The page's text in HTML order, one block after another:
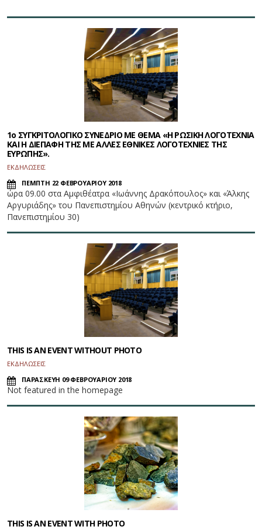
1ο ΣΥΓΚΡΙΤΟΛΟΓΙΚΟ ΣΥΝΕΔΡΙΟ ΜΕ ΘΕΜΑ «Η ΡΩΣΙΚΗ ΛΟΓΟΤΕΧΝΙΑ
ΚΑΙ Η ΔΙΕΠΑΦΗ ΤΗΣ ΜΕ ΑΛΛΕΣ ΕΘΝΙΚΕΣ ΛΟΓΟΤΕΧΝΙΕΣ ΤΗΣ
ΕΥΡΩΠΗΣ».
ΕΚΔΗΛΩΣΕΙΣ
ΠΕΜΠΤΗ 22 ΦΕΒΡΟΥΑΡΙΟΥ 2018
ώρα 09.00 στα Αμφιθέατρα «Ιωάννης Δρακόπουλος» και «Άλκης
Αργυριάδης» του Πανεπιστημίου Αθηνών (κεντρικό κτήριο,
Πανεπιστημίου 30)
THIS IS AN EVENT WITHOUT PHOTO
ΕΚΔΗΛΩΣΕΙΣ
ΠΑΡΑΣΚΕΥΗ 09 ΦΕΒΡΟΥΑΡΙΟΥ 2018
Not featured in the homepage
THIS IS AN EVENT WITH PHOTO